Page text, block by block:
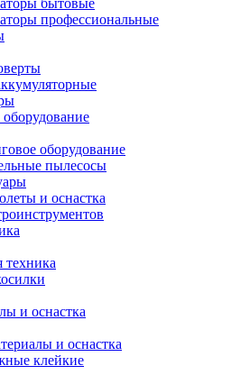
бытовые
профессиональные
оборудование
пылесосы
и оснастка
техника
и оснастка
и оснастка
клейкие